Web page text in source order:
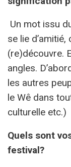
Un mot issu
se lie d’amitié,
(re)découvre.
angles.
les autres
le Wê dans
culturelle etc.)
Quels sont
festival?